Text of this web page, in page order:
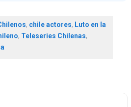
, chile actores, Luto en la
, Teleseries Chilenas,